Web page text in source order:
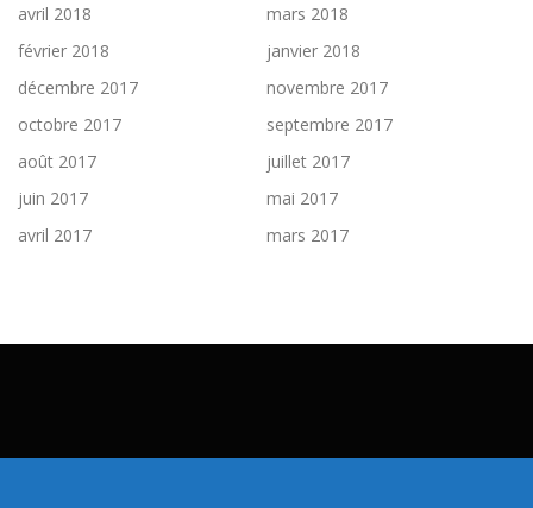
avril 2018
mars 2018
février 2018
janvier 2018
décembre 2017
novembre 2017
octobre 2017
septembre 2017
août 2017
juillet 2017
juin 2017
mai 2017
avril 2017
mars 2017